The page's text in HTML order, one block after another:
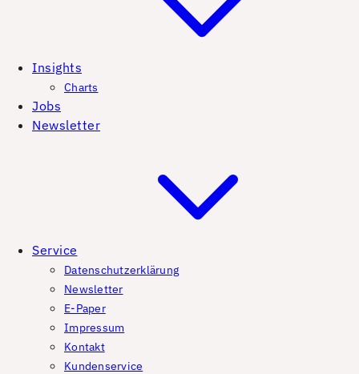
Insights
Charts
Jobs
Newsletter
Service
Datenschutzerklärung
Newsletter
E-Paper
Impressum
Kontakt
Kundenservice